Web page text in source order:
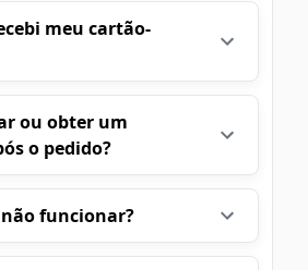
meu cartão-
ou obter um
o pedido?
não funcionar?